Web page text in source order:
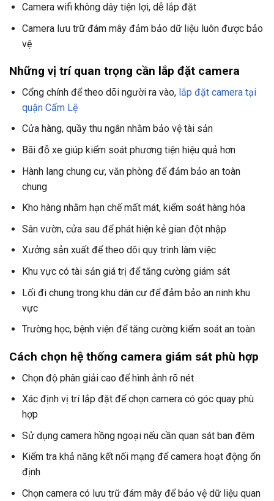
Camera wifi không dây tiện lợi, dễ lắp đặt
Camera lưu trữ đám mây đảm bảo dữ liệu luôn được bảo
vệ
Những vị trí quan trọng cần lắp đặt camera
Cổng chính để theo dõi người ra vào, lắp đặt camera tại
quận Cẩm Lệ
Cửa hàng, quầy thu ngân nhằm bảo vệ tài sản
Bãi đỗ xe giúp kiểm soát phương tiện hiệu quả hơn
Hành lang chung cư, văn phòng để đảm bảo an toàn
chung
Kho hàng nhằm hạn chế mất mát, kiểm soát hàng hóa
Sân vườn, cửa sau để phát hiện kẻ gian đột nhập
Xưởng sản xuất để theo dõi quy trình làm việc
Khu vực có tài sản giá trị để tăng cường giám sát
Lối đi chung trong khu dân cư để đảm bảo an ninh khu
vực
Trường học, bệnh viện để tăng cường kiểm soát an toàn
Cách chọn hệ thống camera giám sát phù hợp
Chọn độ phân giải cao để hình ảnh rõ nét
Xác định vị trí lắp đặt để chọn camera có góc quay phù
hợp
Sử dụng camera hồng ngoại nếu cần quan sát ban đêm
Kiểm tra khả năng kết nối mạng để camera hoạt động ổn
định
Chọn camera có lưu trữ đám mây để bảo vệ dữ liệu quan